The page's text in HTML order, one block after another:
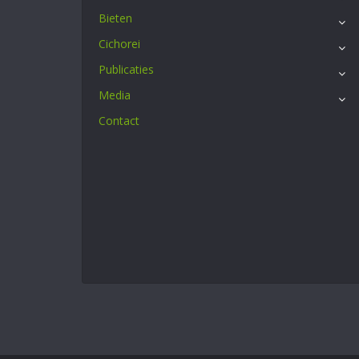
Bieten
Cichorei
Publicaties
Media
Contact